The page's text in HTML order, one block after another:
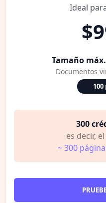
Ideal
Tamaño
Documentos
300
es decir,
~ 300